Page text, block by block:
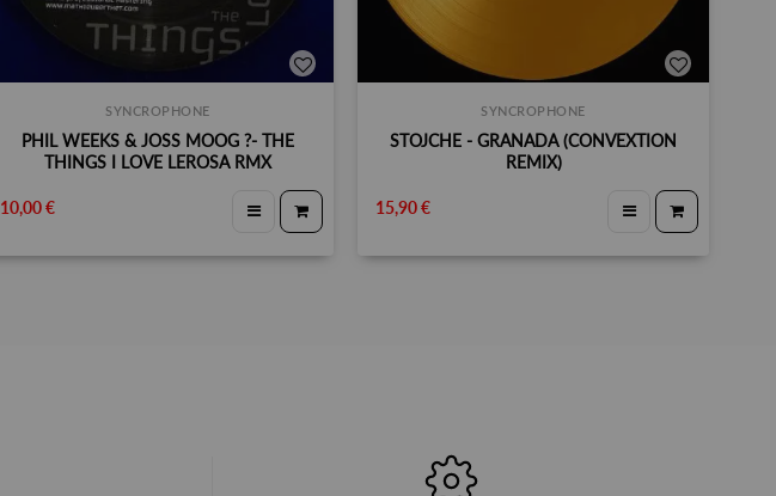
SYNCROPHONE
PHIL WEEKS & JOSS MOOG ‎?- THE
THINGS I LOVE LEROSA RMX
10,00 €
SYNCROPHONE
STOJCHE - GRANADA (CONVEXTION
REMIX)
15,90 €